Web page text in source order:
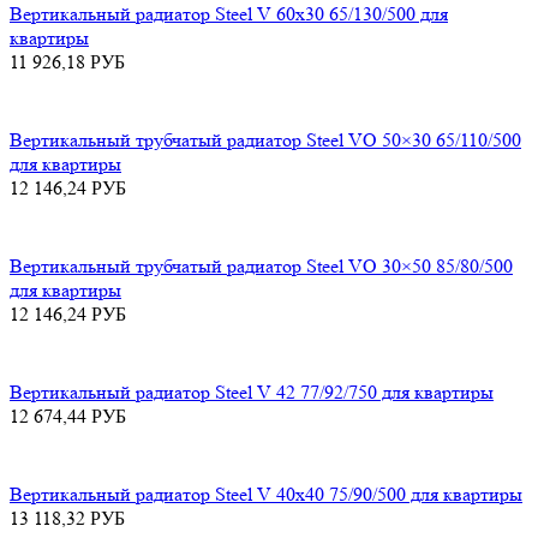
Вертикальный радиатор Steel V 60х30 65/130/500 для
квартиры
11 926,18 РУБ
Вертикальный трубчатый радиатор Steel VO 50×30 65/110/500
для квартиры
12 146,24 РУБ
Вертикальный трубчатый радиатор Steel VO 30×50 85/80/500
для квартиры
12 146,24 РУБ
Вертикальный радиатор Steel V 42 77/92/750 для квартиры
12 674,44 РУБ
Вертикальный радиатор Steel V 40х40 75/90/500 для квартиры
13 118,32 РУБ